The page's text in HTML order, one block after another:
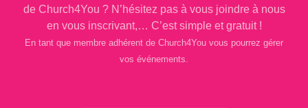
de Church4You ? N’hésitez pas à vous joindre à nous
en vous inscrivant,… C’est simple et gratuit !
En tant que membre adhérent de Church4You vous pourrez gérer
vos événements.